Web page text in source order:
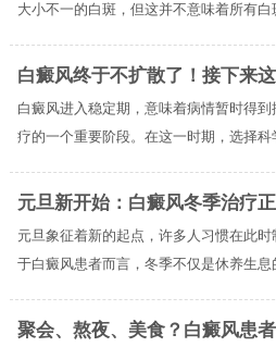
大小不一的白斑，但这并不意味着所有白
白癜风终于不扩散了！接下来
白癜风进入稳定期，意味着病情暂时得
疗的一个重要阶段。在这一时期，选择科
元旦新开始：白癜风冬季治疗
元旦象征着新的起点，许多人习惯在此
于白癜风患者而言，冬季不仅是休养生息
聚会、熬夜、美食？白癜风患